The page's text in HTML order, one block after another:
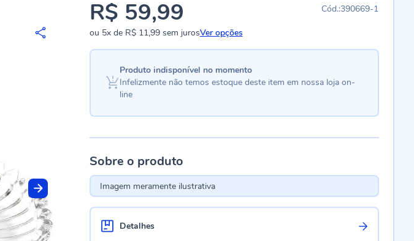
390669-1
R$ 59,99
ou 5xde R$ 11,99sem jurosVer opções
Produto indisponível no momento
Infelizmente não temos estoque deste item em nossa loja on-
line
Sobre o produto
Imagem meramente ilustrativa
Detalhes